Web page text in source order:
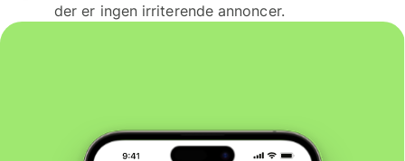
der er ingen irriterende annoncer.